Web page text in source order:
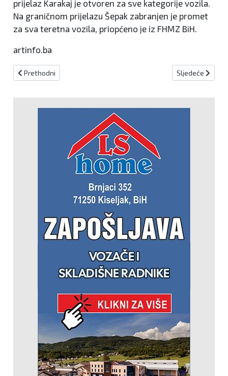
prijelaz Karakaj je otvoren za sve kategorije vozila.
Na graničnom prijelazu Šepak zabranjen je promet
za sva teretna vozila, priopćeno je iz FHMZ BiH.
artinfo.ba
Prethodni članak: 33 godine od zločina u Ahmićima
Prethodni Sljedeći
Sljedeće